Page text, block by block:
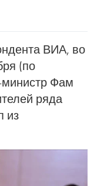
ВИА, во
(по
Фам
ряда
из